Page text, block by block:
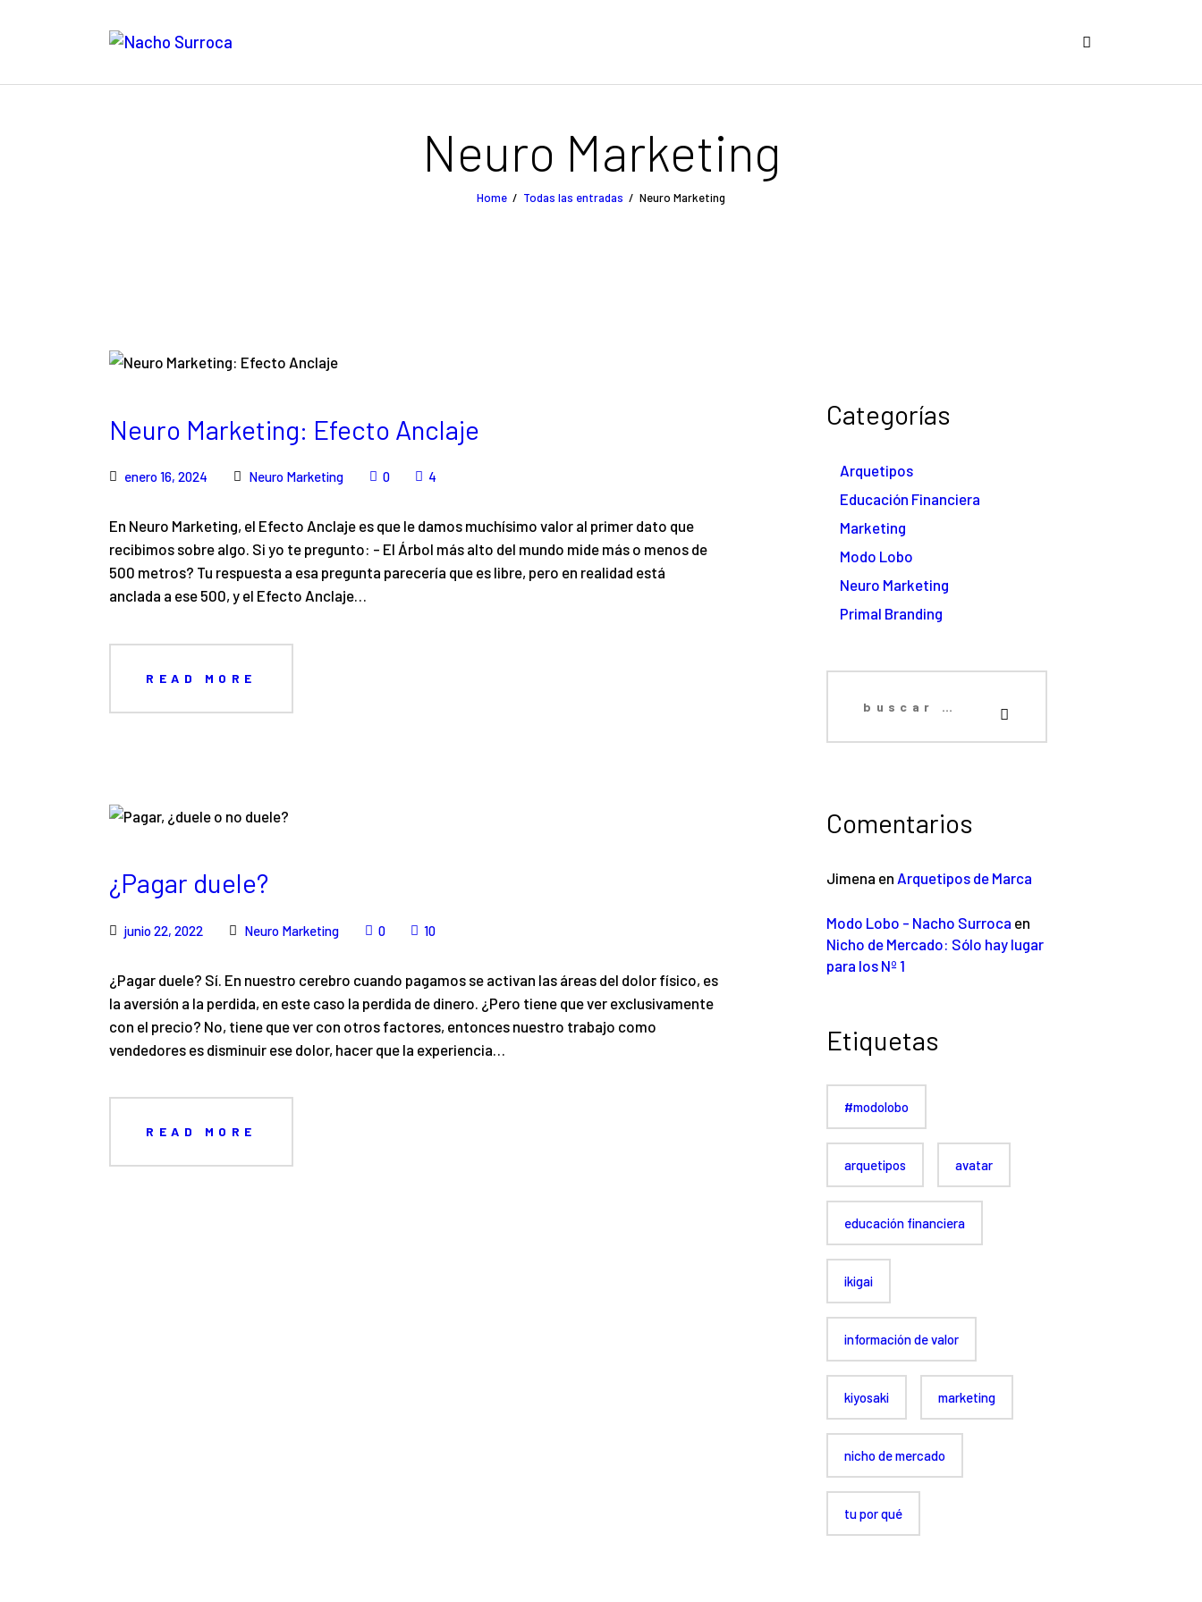
Neuro Marketing
Home Todas las entradas Neuro Marketing
NACHO SURROCA
Neuro Marketing: Efecto Anclaje
enero 16, 2024 Neuro Marketing 0 4
En Neuro Marketing, el Efecto Anclaje es que le damos muchísimo valor al primer dato que
recibimos sobre algo. Si yo te pregunto: - El Árbol más alto del mundo mide más o menos de
500 metros? Tu respuesta a esa pregunta parecería que es libre, pero en realidad está
anclada a ese 500, y el Efecto Anclaje…
READ MORE
¿Pagar duele?
junio 22, 2022 Neuro Marketing 0 10
¿Pagar duele? Sí. En nuestro cerebro cuando pagamos se activan las áreas del dolor físico, es
la aversión a la perdida, en este caso la perdida de dinero. ¿Pero tiene que ver exclusivamente
con el precio? No, tiene que ver con otros factores, entonces nuestro trabajo como
vendedores es disminuir ese dolor, hacer que la experiencia…
READ MORE
Categorías
Arquetipos
Educación Financiera
Marketing
Modo Lobo
Neuro Marketing
Primal Branding
Comentarios
Jimena en Arquetipos de Marca
Modo Lobo - Nacho Surroca en
Nicho de Mercado: Sólo hay lugar
para los Nº 1
Etiquetas
#modolobo
arquetipos avatar
educación financiera
ikigai
información de valor
kiyosaki marketing
nicho de mercado
tu por qué